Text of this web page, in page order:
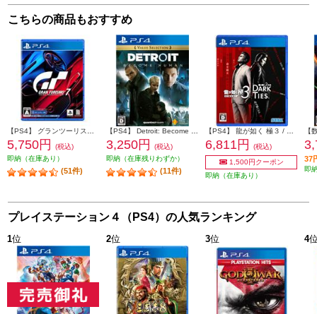
こちらの商品もおすすめ
5,750円
(税込)
即納（在庫あり）
(51件)
3,250円
(税込)
即納（在庫残りわずか）
(11件)
6,811円
(税込)
1,500円クーポン
即納（在庫あり）
37
即
プレイステーション４（PS4）の人気ランキング
1位 2位 3位 4